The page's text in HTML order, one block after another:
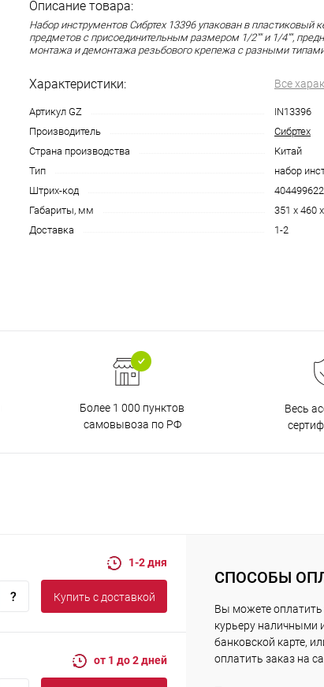
Описание товара:
Набор инструментов Сибртех 13396 упакован в пластиковый
предметов с присоединительным размером 1/2"" и 1/4"",
монтажа и демонтажа резьбового крепежа с разными
Характеристики: Все
Артикул GZ
IN13396
Производитель
Сибртех
Страна производства
Китай
Тип
набор
Штрих-код
Габариты, мм
351 x 460
Доставка
1-2
Более 1 000 пунктов
самовывоза по РФ
Весь
1-2 дня
Купить c доставкой
от 1 до 2 дней
СПОСОБЫ
Вы можете оплатить
курьеру наличными
банковской карте,
оплатить заказ на